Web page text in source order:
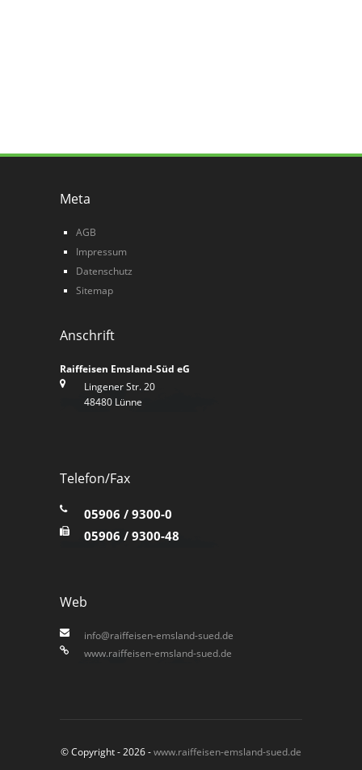
Meta
AGB
Impressum
Datenschutz
Sitemap
Anschrift
Raiffeisen Emsland-Süd eG
Lingener Str. 20
48480 Lünne
Telefon/Fax
05906 / 9300-0
05906 / 9300-48
Web
info@raiffeisen-emsland-sued.de
www.raiffeisen-emsland-sued.de
© Copyright - 2026 -www.raiffeisen-emsland-sued.de